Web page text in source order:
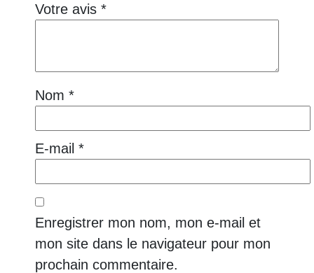
Votre avis *
Nom *
E-mail *
Enregistrer mon nom, mon e-mail et
mon site dans le navigateur pour mon
prochain commentaire.